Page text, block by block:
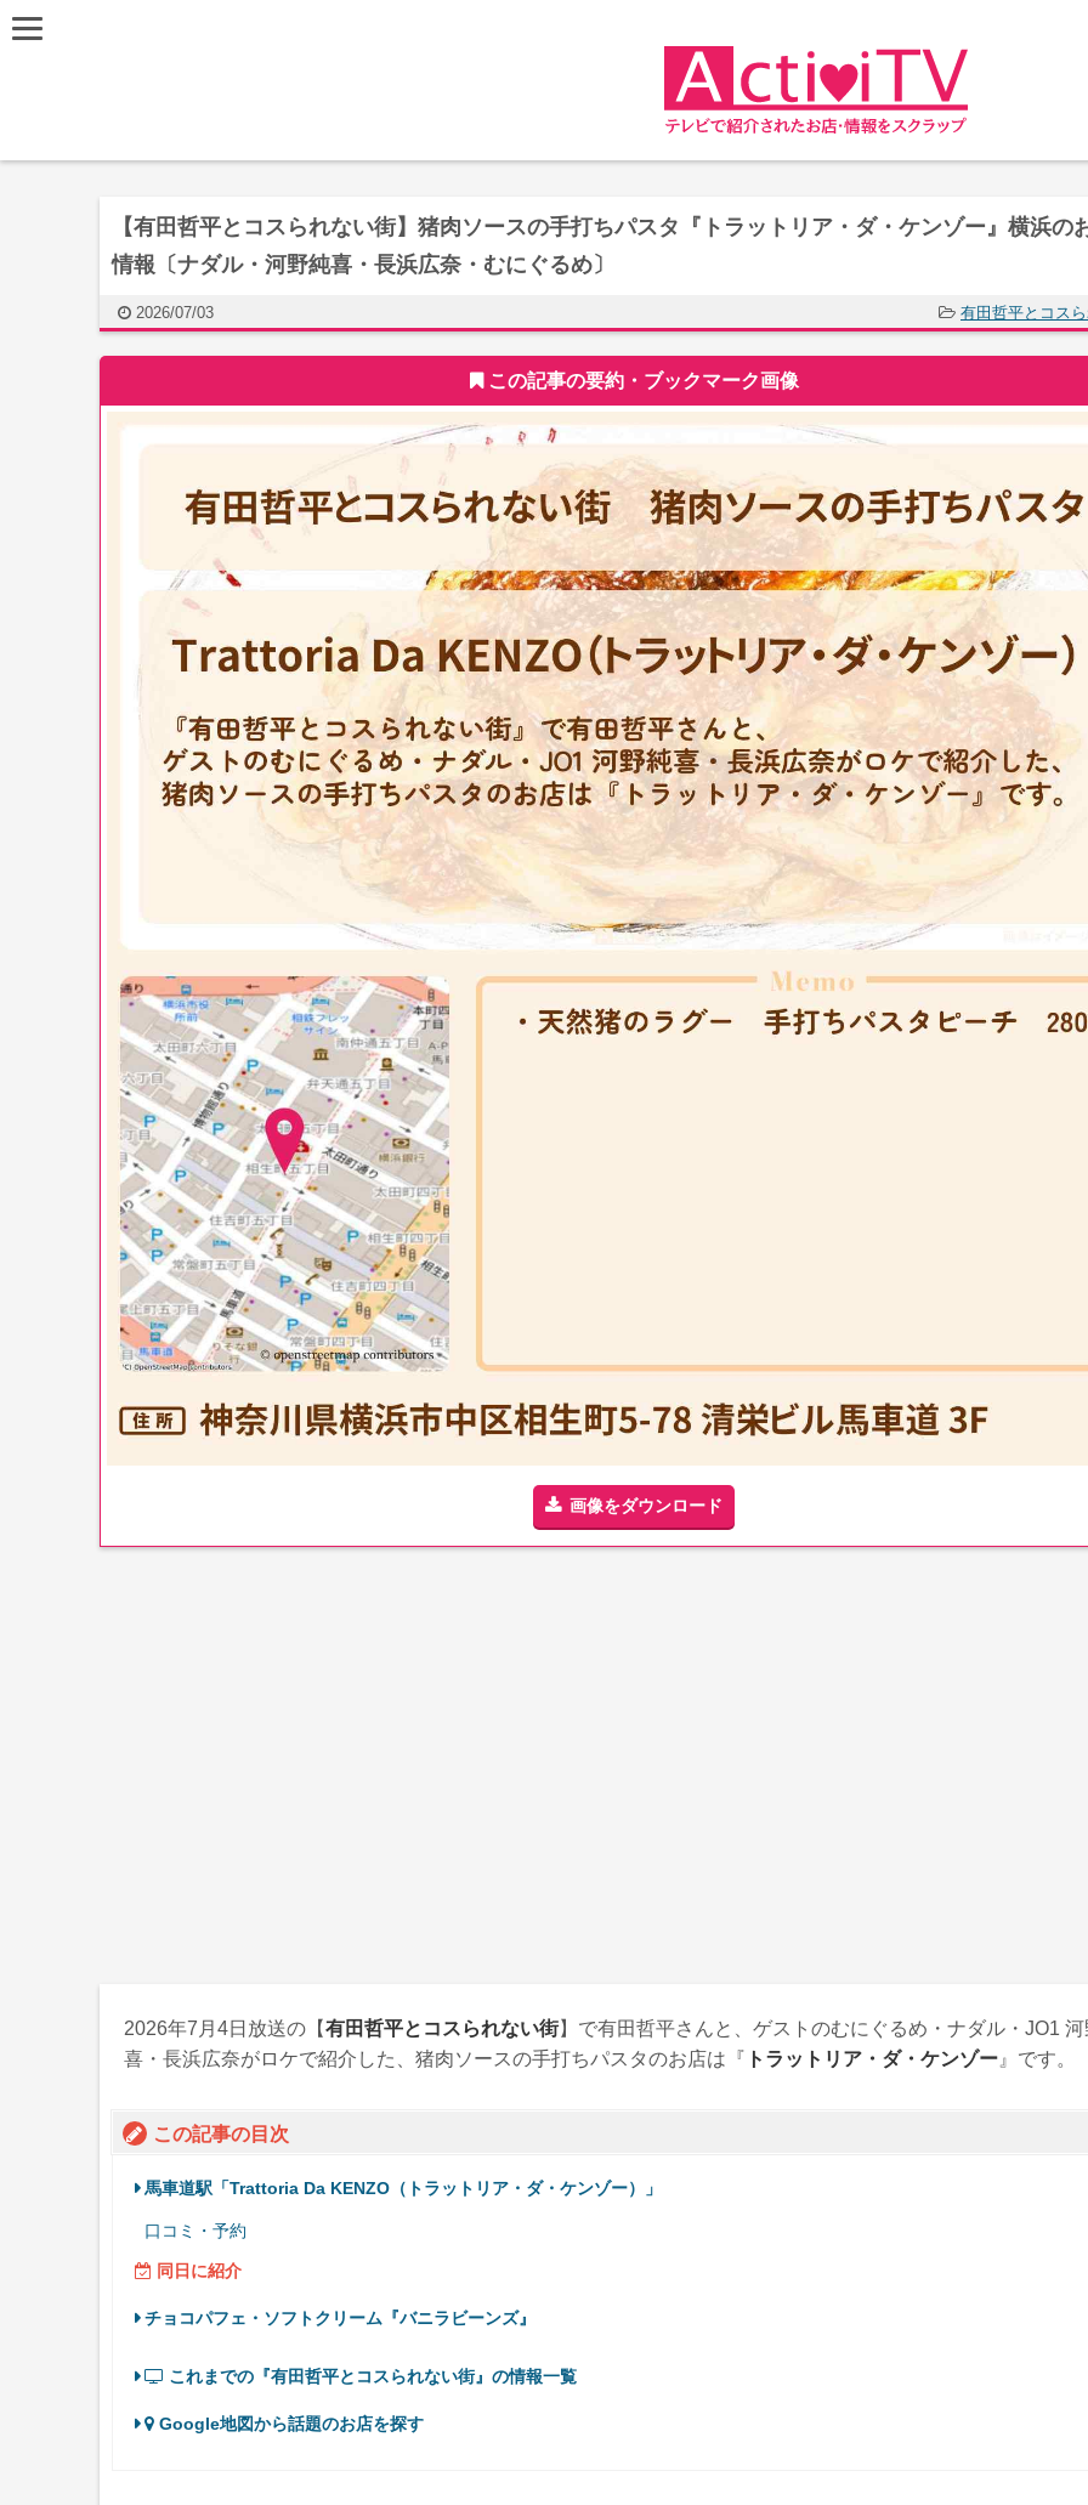
【有田哲平とコスられない街】猪肉ソースの手打ちパスタ『トラットリア・ダ・ケンゾー』横浜の
情報〔ナダル・河野純喜・長浜広奈・むにぐるめ〕
2026/07/03 有田哲平とコス
この記事の要約・ブックマーク画像
画像をダウンロード
2026年7月4日 放送の【有田哲平とコスられない街】で有田哲平さんと、ゲストのむにぐるめ・ナダル・JO1
喜・長浜広奈がロケで紹介した、猪肉ソースの手打ちパスタのお店は『 トラットリア・ダ・ケンゾー 』です。
この記事の目次
馬車道駅「Trattoria Da KENZO（トラットリア・ダ・ケンゾー）」
口コミ・予約
同日に紹介
チョコパフェ・ソフトクリーム『バニラビーンズ』
これまでの『有田哲平とコスられない街』の情報一覧
Google地図から話題のお店を探す